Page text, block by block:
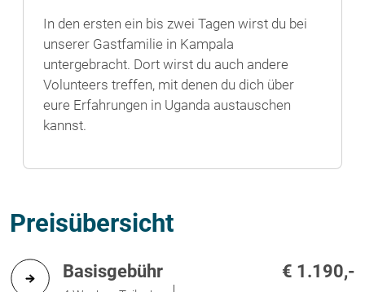
In den ersten ein bis zwei Tagen wirst du bei
unserer Gastfamilie in Kampala
untergebracht. Dort wirst du auch andere
Volunteers treffen, mit denen du dich über
eure Erfahrungen in Uganda austauschen
kannst.
Preisübersicht
Basisgebühr € 1.190,-